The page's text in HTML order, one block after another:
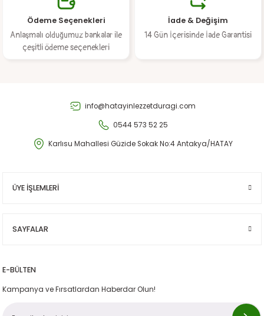
Bu ürüne benzer farklı alternatifler olmalı.
Ödeme Seçenekleri
Anlaşmalı olduğumuz bankalar ile
çeşitli ödeme seçenekleri
İade & Değişim
14 Gün İçerisinde İade Garantisi
info@hatayinlezzetduragi.com
0544 573 52 25
Karlısu Mahallesi Güzide Sokak No:4 Antakya/HATAY
ÜYE İŞLEMLERİ
SAYFALAR
E-BÜLTEN
Kampanya ve Fırsatlardan Haberdar Olun!